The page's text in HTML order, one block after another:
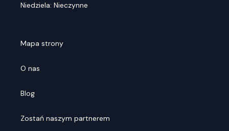
Niedziela: Nieczynne
Mapa strony
O nas
Blog
Zostań naszym partnerem